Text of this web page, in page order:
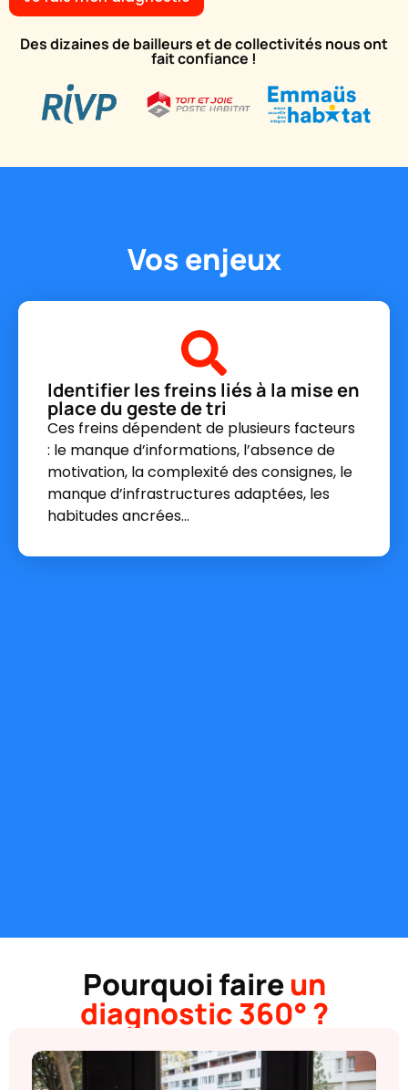
Des dizaines de bailleurs et de collectivités nous ont
fait confiance !
Vos enjeux
Identifier les freins liés à la mise en
place du geste de tri
Ces freins dépendent de plusieurs facteurs
: le manque d’informations, l’absence de
motivation, la complexité des consignes, le
manque d’infrastructures adaptées, les
habitudes ancrées…
Pourquoi faireun
diagnostic 360° ?